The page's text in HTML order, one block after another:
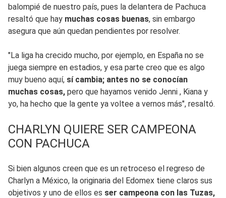
balompié de nuestro país, pues la delantera de Pachuca
resaltó que hay muchas cosas buenas, sin embargo
asegura que aún quedan pendientes por resolver.
"La liga ha crecido mucho, por ejemplo, en España no se
juega siempre en estadios, y esa parte creo que es algo
muy bueno aquí, sí cambia; antes no se conocían
muchas cosas, pero que hayamos venido Jenni , Kiana y
yo, ha hecho que la gente ya voltee a vernos más", resaltó.
CHARLYN QUIERE SER CAMPEONA
CON PACHUCA
Si bien algunos creen que es un retroceso el regreso de
Charlyn a México, la originaria del Edomex tiene claros sus
objetivos y uno de ellos es ser campeona con las Tuzas,